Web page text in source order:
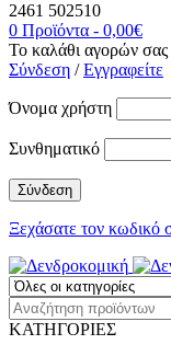
2461 502510
0 Προϊόντα - 0,00€
Το καλάθι αγορών σας
Σύνδεση /Εγγραφείτε
Όνομα χρήστη
Συνθηματικό
Ξεχάσατε τον κωδικό
ΚΑΤΗΓΟΡΙΕΣ